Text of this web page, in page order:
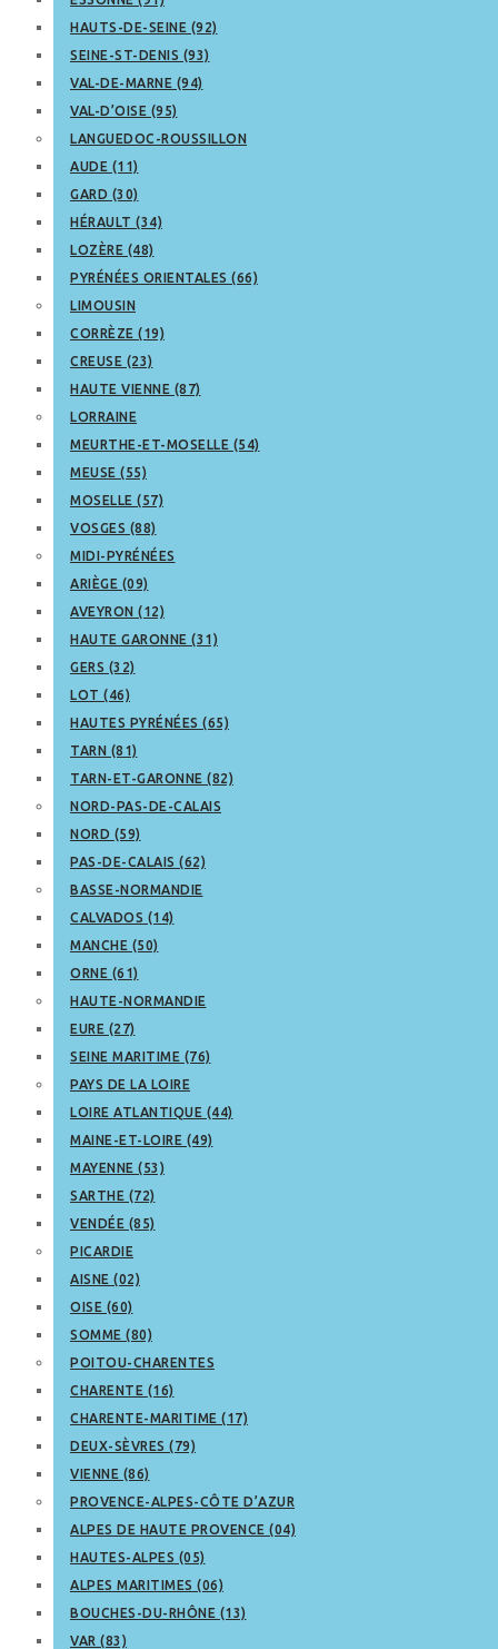
HAUTS-DE-SEINE (92)
SEINE-ST-DENIS (93)
VAL-DE-MARNE (94)
VAL-D’OISE (95)
LANGUEDOC-ROUSSILLON
AUDE (11)
GARD (30)
HÉRAULT (34)
LOZÈRE (48)
PYRÉNÉES ORIENTALES (66)
LIMOUSIN
CORRÈZE (19)
CREUSE (23)
HAUTE VIENNE (87)
LORRAINE
MEURTHE-ET-MOSELLE (54)
MEUSE (55)
MOSELLE (57)
VOSGES (88)
MIDI-PYRÉNÉES
ARIÈGE (09)
AVEYRON (12)
HAUTE GARONNE (31)
GERS (32)
LOT (46)
HAUTES PYRÉNÉES (65)
TARN (81)
TARN-ET-GARONNE (82)
NORD-PAS-DE-CALAIS
NORD (59)
PAS-DE-CALAIS (62)
BASSE-NORMANDIE
CALVADOS (14)
MANCHE (50)
ORNE (61)
HAUTE-NORMANDIE
EURE (27)
SEINE MARITIME (76)
PAYS DE LA LOIRE
LOIRE ATLANTIQUE (44)
MAINE-ET-LOIRE (49)
MAYENNE (53)
SARTHE (72)
VENDÉE (85)
PICARDIE
AISNE (02)
OISE (60)
SOMME (80)
POITOU-CHARENTES
CHARENTE (16)
CHARENTE-MARITIME (17)
DEUX-SÈVRES (79)
VIENNE (86)
PROVENCE-ALPES-CÔTE D’AZUR
ALPES DE HAUTE PROVENCE (04)
HAUTES-ALPES (05)
ALPES MARITIMES (06)
BOUCHES-DU-RHÔNE (13)
VAR (83)